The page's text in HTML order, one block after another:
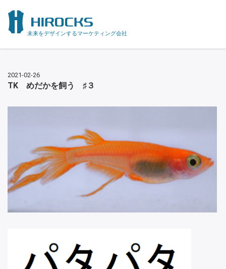
未来をデザインするマーケティング会社
2021-02-26
TK めだかを飼う ♯３